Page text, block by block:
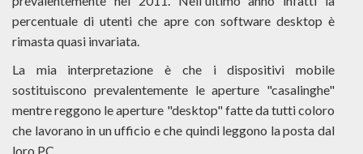
percentuale di utenti che apre con software desktop è
rimasta quasi invariata.
La mia interpretazione è che i dispositivi mobile
sostituiscono prevalentemente le aperture "casalinghe"
mentre reggono le aperture "desktop" fatte da tutti coloro
che lavorano in un ufficio e che quindi leggono la posta dal
loro PC.